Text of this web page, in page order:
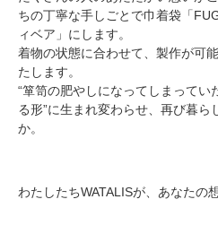
ちの丁寧な手しごとで巾着袋「
ィベア」にします。
着物の状態に合わせて、製作が可
たします。
“箪笥の肥やしになってしまってい
る形”に生まれ変わらせ、再び暮ら
か。
わたしたちWATALISが、あなたの